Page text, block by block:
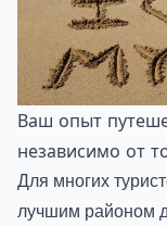
Ваш опыт
независимо от
Для многих
лучшим районом